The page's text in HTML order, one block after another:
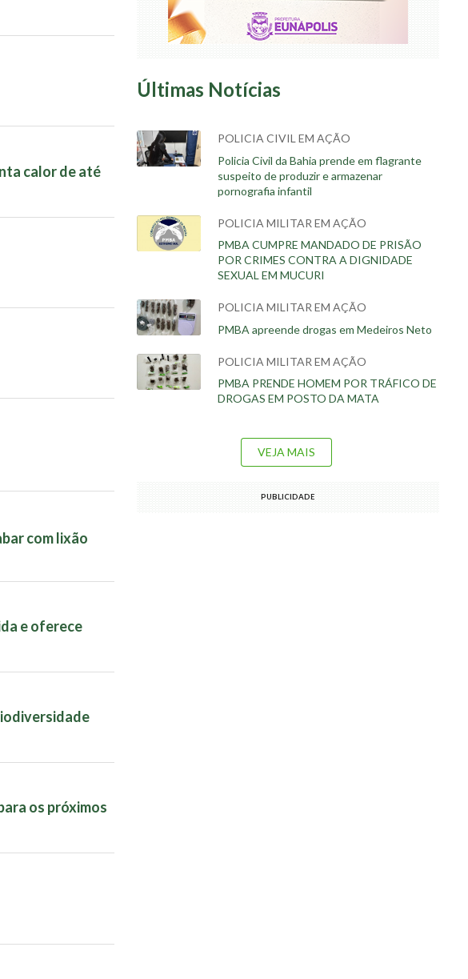
calor de até
com lixão
e oferece
os próximos
Últimas Notícias
POLICIA CIVIL EM AÇÃO
Policia Civil da Bahia prende em flagrante
suspeito de produzir e armazenar
pornografia infantil
POLICIA MILITAR EM AÇÃO
PMBA CUMPRE MANDADO DE PRISÃO
POR CRIMES CONTRA A DIGNIDADE
SEXUAL EM MUCURI
POLICIA MILITAR EM AÇÃO
PMBA apreende drogas em Medeiros Neto
POLICIA MILITAR EM AÇÃO
PMBA PRENDE HOMEM POR TRÁFICO DE
DROGAS EM POSTO DA MATA
VEJA MAIS
PUBLICIDADE